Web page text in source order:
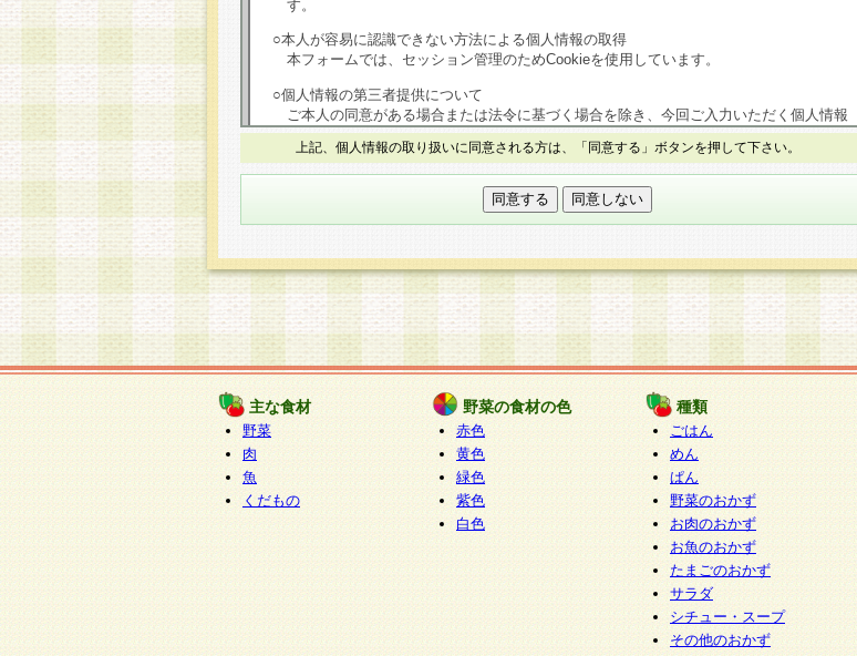
す。
○本人が容易に認識できない方法による個人情報の取得
本フォームでは、セッション管理のためCookieを使用しています。
○個人情報の第三者提供について
ご本人の同意がある場合または法令に基づく場合を除き、今回ご入力いただく個人情報
は第三者に提供しません。
個人情報の取り扱いを外部に委託する場合は、当社が規定する個人情報管理基準を満た
す企業を選定して委託を行い、適切な取り扱いが行われるよう監督します。
本人からの求めにより、当社が本件により取得した開示対象個人情報の利用目的の通
知・開示・内容の訂正・追加または削除・利用の停止・消去及び第三者への提供の禁止
（以下、総称して「開示等」といいます。）に応じます。
開示等に応じる窓口は以下になります。
ぱくすく食堂個人情報お客様相談窓口
paku-info@pakusuku.com
個人情報を与えることは任意ですが、個人情報の取扱いについて同意をいただけない場
合には、当社のサービスの提供、お客様からのお問い合わせ・ご相談への対応ができな
い場合がございますのでご了承ください。
上記、個人情報の取り扱いに同意される方は、「同意する」ボタンを押して下さい。
主な食材
野菜
肉
魚
くだもの
野菜の食材の色
赤色
黄色
緑色
紫色
白色
種類
ごはん
めん
ぱん
野菜のおかず
お肉のおかず
お魚のおかず
たまごのおかず
サラダ
シチュー・スープ
その他のおかず